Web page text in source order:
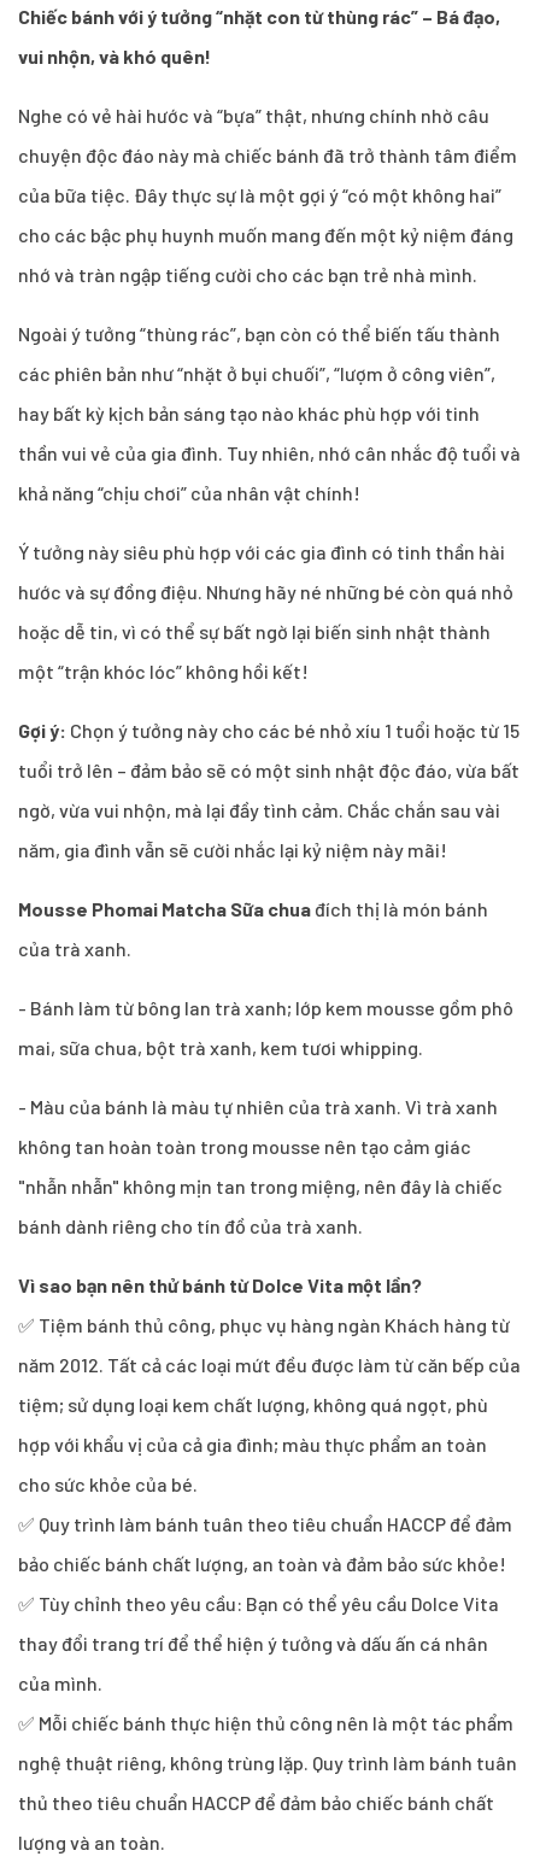
Chiếc bánh với ý tưởng “nhặt con từ thùng rác” – Bá đạo,
vui nhộn, và khó quên!
Nghe có vẻ hài hước và “bựa” thật, nhưng chính nhờ câu
chuyện độc đáo này mà chiếc bánh đã trở thành tâm điểm
của bữa tiệc. Đây thực sự là một gợi ý “có một không hai”
cho các bậc phụ huynh muốn mang đến một kỷ niệm đáng
nhớ và tràn ngập tiếng cười cho các bạn trẻ nhà mình.
Ngoài ý tưởng “thùng rác”, bạn còn có thể biến tấu thành
các phiên bản như “nhặt ở bụi chuối”, “lượm ở công viên”,
hay bất kỳ kịch bản sáng tạo nào khác phù hợp với tinh
thần vui vẻ của gia đình. Tuy nhiên, nhớ cân nhắc độ tuổi và
khả năng “chịu chơi” của nhân vật chính!
Ý tưởng này siêu phù hợp với các gia đình có tinh thần hài
hước và sự đồng điệu. Nhưng hãy né những bé còn quá nhỏ
hoặc dễ tin, vì có thể sự bất ngờ lại biến sinh nhật thành
một “trận khóc lóc” không hồi kết!
Gợi ý: Chọn ý tưởng này cho các bé nhỏ xíu 1 tuổi hoặc từ 15
tuổi trở lên – đảm bảo sẽ có một sinh nhật độc đáo, vừa bất
ngờ, vừa vui nhộn, mà lại đầy tình cảm. Chắc chắn sau vài
năm, gia đình vẫn sẽ cười nhắc lại kỷ niệm này mãi!
Mousse Phomai Matcha Sữa chua đích thị là món bánh
của trà xanh.
- Bánh làm từ bông lan trà xanh; lớp kem mousse gồm phô
mai, sữa chua, bột trà xanh, kem tươi whipping.
- Màu của bánh là màu tự nhiên của trà xanh. Vì trà xanh
không tan hoàn toàn trong mousse nên tạo cảm giác
"nhẫn nhẫn" không mịn tan trong miệng, nên đây là chiếc
bánh dành riêng cho tín đồ của trà xanh.
Vì sao bạn nên thử bánh từ Dolce Vita một lần?
✅ Tiệm bánh thủ công, phục vụ hàng ngàn Khách hàng từ
năm 2012. Tất cả các loại mứt đều được làm từ căn bếp của
tiệm; sử dụng loại kem chất lượng, không quá ngọt, phù
hợp với khẩu vị của cả gia đình; màu thực phẩm an toàn
cho sức khỏe của bé.
✅ Quy trình làm bánh tuân theo tiêu chuẩn HACCP để đảm
bảo chiếc bánh chất lượng, an toàn và đảm bảo sức khỏe!
✅ Tùy chỉnh theo yêu cầu: Bạn có thể yêu cầu Dolce Vita
thay đổi trang trí để thể hiện ý tưởng và dấu ấn cá nhân
của mình.
✅ Mỗi chiếc bánh thực hiện thủ công nên là một tác phẩm
nghệ thuật riêng, không trùng lặp. Quy trình làm bánh tuân
thủ theo tiêu chuẩn HACCP để đảm bảo chiếc bánh chất
lượng và an toàn.